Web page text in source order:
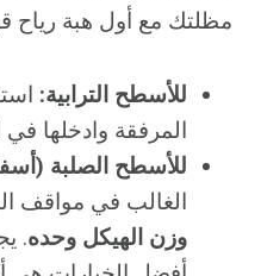
مظلتك مع أول هبة رياح
للأسطح الترابية:
المرفقة وادخلها في
للأسطح الصلبة
الغالب في مواقف
وزن الهيكل وحده.